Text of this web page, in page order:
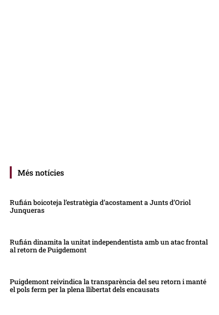
Més notícies
Rufián boicoteja l’estratègia d’acostament a Junts d’Oriol
Junqueras
Rufián dinamita la unitat independentista amb un atac frontal
al retorn de Puigdemont
Puigdemont reivindica la transparència del seu retorn i manté
el pols ferm per la plena llibertat dels encausats